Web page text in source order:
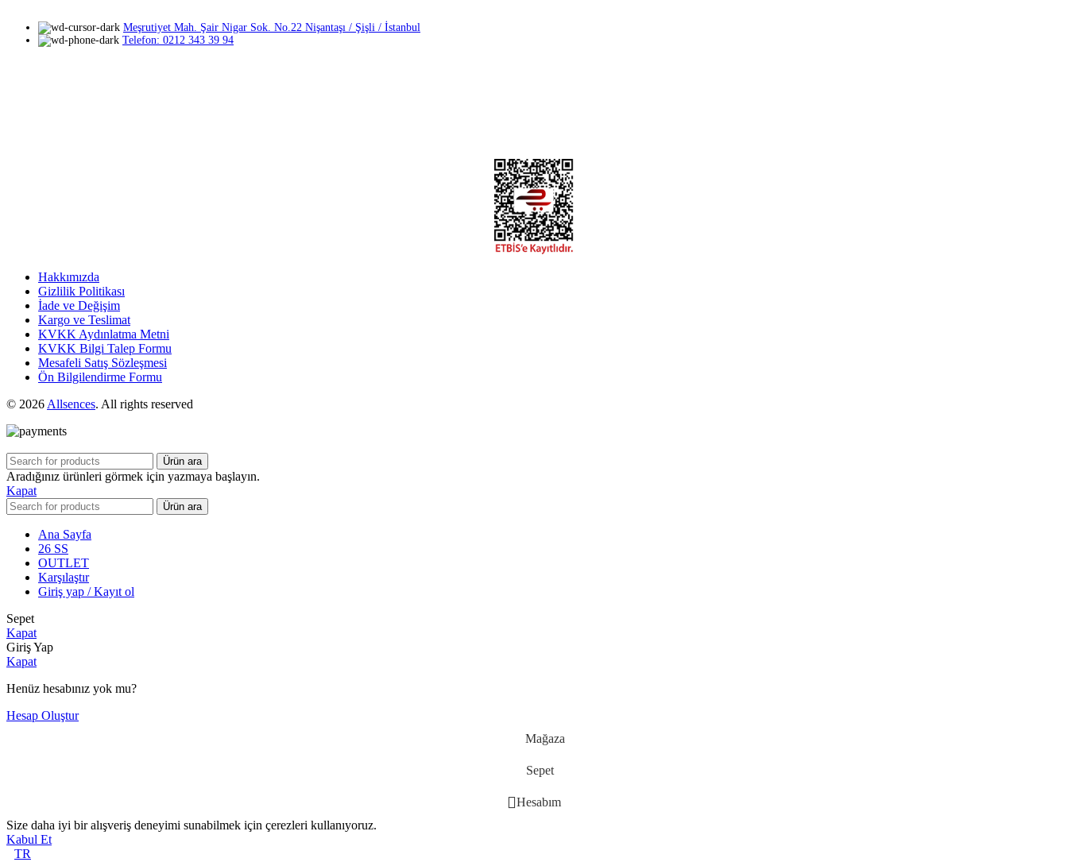
sayfasından
seçilebilir
Meşrutiyet Mah. Şair Nigar Sok. No.22 Nişantaşı / Şişli / İstanbul
Telefon: 0212 343 39 94
Hakkımızda
Gizlilik Politikası
İade ve Değişim
Kargo ve Teslimat
KVKK Aydınlatma Metni
KVKK Bilgi Talep Formu
Mesafeli Satış Sözleşmesi
Ön Bilgilendirme Formu
© 2026 Allsences. All rights reserved
Ürün ara
Aradığınız ürünleri görmek için yazmaya başlayın.
Kapat
Ürün ara
Ana Sayfa
26 SS
OUTLET
Karşılaştır
Giriş yap / Kayıt ol
Sepet
Kapat
Giriş Yap
Kapat
Henüz hesabınız yok mu?
Hesap Oluştur
Mağaza
Sepet
Hesabım
Size daha iyi bir alışveriş deneyimi sunabilmek için çerezleri kullanıyoruz.
Kabul Et
TR